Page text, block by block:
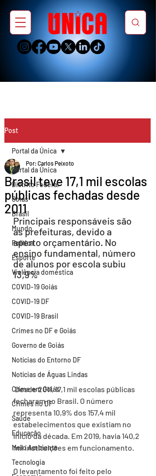
Post
Portal da Única
Distrito Federal
Goiás
Brasil
Mundo
Política
Esporte
Violência doméstica
COVID-19 Goiás
COVID-19 DF
COVID-19 Brasil
Crimes no DF e Goiás
Governo de Goiás
Notícias do Entorno DF
Notícias de Águas Lindas
Crime em Goiás
Crimes no DF
Saúde
Educação
Meio Ambiente
Tecnologia
Portal da Única
Brasil teve 17,1 mil escolas
públicas fechadas desde
2011
Por: Carlos Peixoto
Principais responsáveis são
as prefeituras, devido a
aperto orçamentário. No
ensino fundamental, número
de alunos por escola subiu
13,9%
Desde 2011, 17,1 mil escolas públicas
fecharam no Brasil. O número
representa 10,9% dos 157,4 mil
estabelecimentos que existiam no
início da década. Em 2019, havia 140,2
mil instituições em funcionamento.
O levantamento foi feito pelo